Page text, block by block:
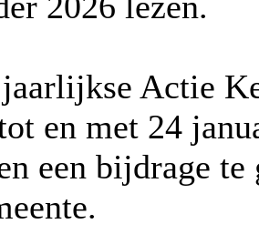
Actie
en met 24
een bijdrage te